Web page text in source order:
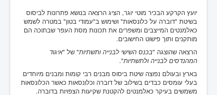
יועץ הקרקע הבכיר מוטי יוגר, הציג הרצאה בנושא פתרונות לביסוס
בשיטת "דוברה על כלונסאות" ושימוש ב"עמודי בטון" במטרה לשמש
כאלמנטים המייצבים ומשפרים את תכונות מסת העפר שבתוכה הם
מותקנים ותוך פישוט החישובים.
הרצאה שהוצגה "בכנס השישי לבנייה ותשתיות" של "איגוד
המהנדסים לבנייה ולתשתיות".
בארץ ובעולם נפוצה שיטת ביסוס מבנים רבי קומות ומבנים מיוחדים
בעלי עומסים כבדים בשילוב של דוברה וכלונסאות כאשר הכלונסאות
משמשים בעיקר כאלמנטים להקטנת שקיעות הצפויות בדוברה.